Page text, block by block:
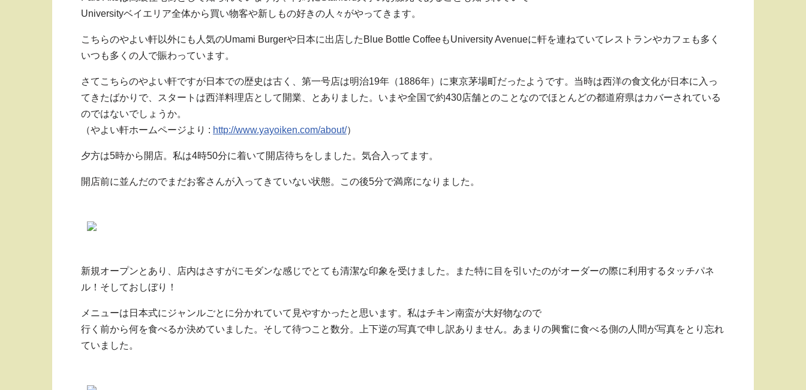
Universityベイエリア全体から買い物客や新しもの好きの人々がやってきます。
こちらのやよい軒以外にも人気のUmami Burgerや日本に出店したBlue Bottle CoffeeもUniversity Avenueに軒を連ねていてレストランやカフェも多く
いつも多くの人で賑わっています。
さてこちらのやよい軒ですが日本での歴史は古く、第一号店は明治19年（1886年）に東京茅場町だったようです。当時は西洋の食文化が日本に入っ
てきたばかりで、スタートは西洋料理店として開業、とありました。いまや全国で約430店舗とのことなのでほとんどの都道府県はカバーされている
のではないでしょうか。
（やよい軒ホームページより : http://www.yayoiken.com/about/）
夕方は5時から開店。私は4時50分に着いて開店待ちをしました。気合入ってます。
開店前に並んだのでまだお客さんが入ってきていない状態。この後5分で満席になりました。
新規オープンとあり、店内はさすがにモダンな感じでとても清潔な印象を受けました。また特に目を引いたのがオーダーの際に利用するタッチパネ
ル！そしておしぼり！
メニューは日本式にジャンルごとに分かれていて見やすかったと思います。私はチキン南蛮が大好物なので
行く前から何を食べるか決めていました。そして待つこと数分。上下逆の写真で申し訳ありません。あまりの興奮に食べる側の人間が写真をとり忘れ
ていました。